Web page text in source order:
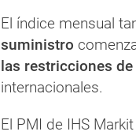
El índice mensual
suministro
las restricciones de
internacionales.
El PMI de IHS